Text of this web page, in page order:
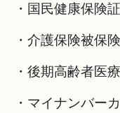
・国民健康保険証
・介護保険被保
・後期高齢者医
・マイナンバー